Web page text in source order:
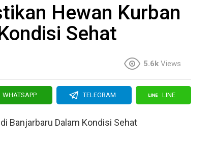
Hewan Kurban
Sehat
5.6k Views
WHATSAPP TELEGRAM LINE
Banjarbaru Dalam Kondisi Sehat